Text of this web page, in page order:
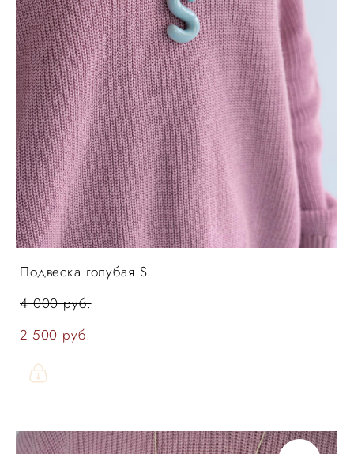
Подвеска голубая S
4 000 pуб.
2 500 pуб.